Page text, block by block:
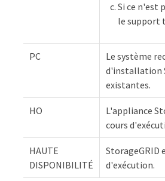
Si ce n'est
le support
PC
Le système
d'installation
existantes.
HO
L'appliance
cours
HAUTE
DISPONIBILITÉ
StorageGRID
d'exécution.